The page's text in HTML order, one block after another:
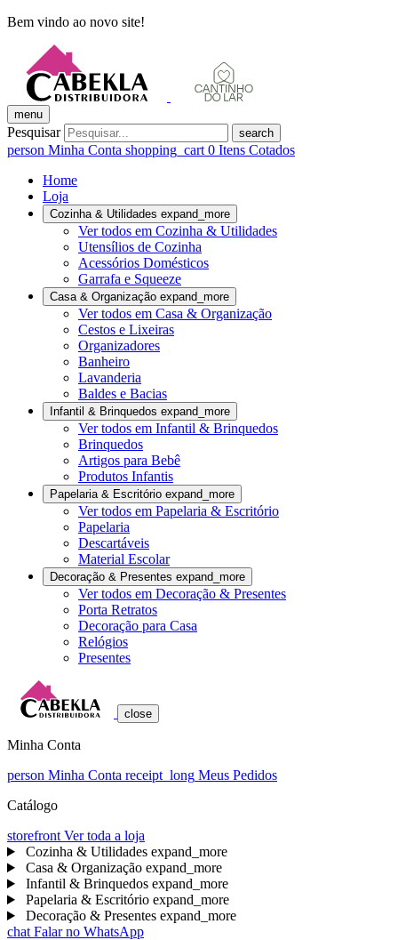
Bem vindo ao novo site!
menu
Pesquisar search
person Minha Conta shopping_cart 0 Itens Cotados
Home
Loja
Cozinha & Utilidades expand_more
Ver todos em Cozinha & Utilidades
Utensílios de Cozinha
Acessórios Domésticos
Garrafa e Squeeze
Casa & Organização expand_more
Ver todos em Casa & Organização
Cestos e Lixeiras
Organizadores
Banheiro
Lavanderia
Baldes e Bacias
Infantil & Brinquedos expand_more
Ver todos em Infantil & Brinquedos
Brinquedos
Artigos para Bebê
Produtos Infantis
Papelaria & Escritório expand_more
Ver todos em Papelaria & Escritório
Papelaria
Descartáveis
Material Escolar
Decoração & Presentes expand_more
Ver todos em Decoração & Presentes
Porta Retratos
Decoração para Casa
Relógios
Presentes
close
Minha Conta
person Minha Conta receipt_long Meus Pedidos
Catálogo
storefront Ver toda a loja
Cozinha & Utilidades expand_more
Casa & Organização expand_more
Infantil & Brinquedos expand_more
Papelaria & Escritório expand_more
Decoração & Presentes expand_more
chat Falar no WhatsApp